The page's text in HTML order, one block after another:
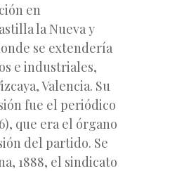
en
la Nueva y
se extendería
e industriales,
Valencia. Su
fue el periódico
que era el órgano
del partido. Se
1888, el sindicato